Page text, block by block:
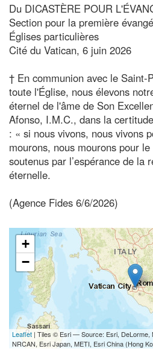
Du DICASTÈRE POUR
Section pour la première
Églises particulières
Cité du Vatican, 6 juin 2026
† En communion avec le Saint-
toute l'Église, nous élevons
éternel de l'âme de Son
Afonso, I.M.C., dans la
: « si nous vivons, nous vivons
mourons, nous mourons pour
soutenus par l’espérance de la
éternelle.
(Agence Fides 6/6/2026)
+
−
Leaflet | Tiles © Esri — Source: Esri, DeLorme,
NRCAN, Esri Japan, METI, Esri China (Hong